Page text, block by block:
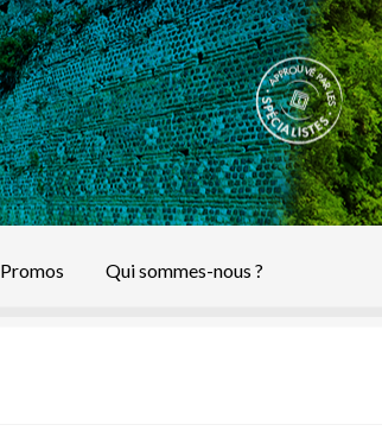
Promos Qui sommes-nous ?